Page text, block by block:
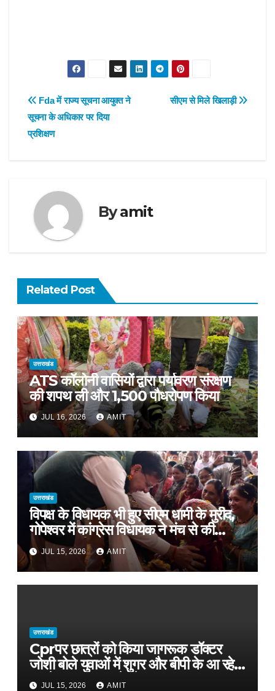
Post
navigation
सीएम से मिले खिलाड़ी
Fda में राज्य सूचना आयुक्त ने
सूचना के अधिकार पर दिया
प्रशिक्षण
Byamit
Related Post
उत्तराखंड
ATS कॉलोनी वासियों द्वारा पर्यावरण संरक्षण
की शपथ ली और 1,500 पौधरोपण किया
JUL 16, 2026 AMIT
उत्तराखंड
विपक्ष के विधायक भी हुए सीएम धामी के मुरीद,
गोपेश्वर में कांग्रेस विधायक ने मंच से की
खुलकर तारीफ*
JUL 15, 2026 AMIT
उत्तराखंड
Cprपर छात्रों को किया जागरूक डॉक्टर
जोशी बोले युवाओं में शुगर और बीपी के आ रहे
मामले, फास्ट फूड से रहे दूर
JUL 15, 2026 AMIT